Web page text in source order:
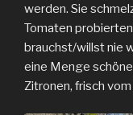
werden. Sie
Tomaten
brauchst/willst nie
eine Menge
Zitronen, frisch vom